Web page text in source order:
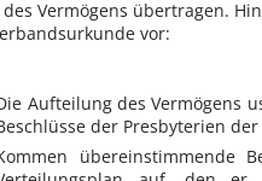
Vermögens übertragen.
vor:
Aufteilung des Vermögens
der Presbyterien
übereinstimmende